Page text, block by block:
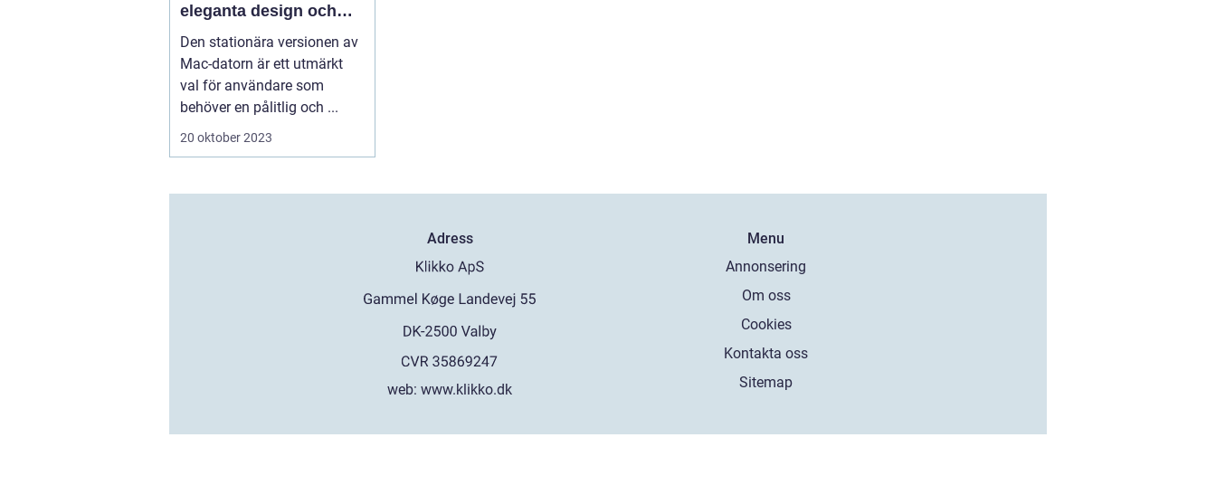
eleganta design och
kraftfulla prestanda
Den stationära versionen av
Mac-datorn är ett utmärkt
val för användare som
behöver en pålitlig och ...
20 oktober 2023
Adress
web:www.klikko.dk
Menu
Annonsering
Om oss
Cookies
Kontakta oss
Sitemap